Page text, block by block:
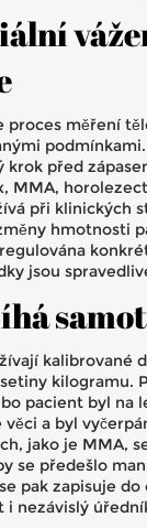
proces měření
krok před
MMA,
při klinických
hmotnosti
jsou
kalibrované
kilogramu.
pacient byl na
věci a byl
jako je MMA,
se předešlo
pak zapisuje
i nezávislý